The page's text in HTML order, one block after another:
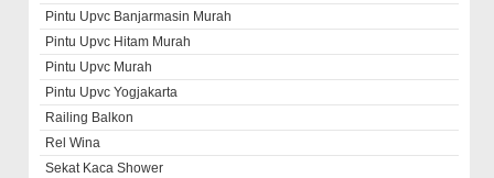
Pintu Upvc Banjarmasin Murah
Pintu Upvc Hitam Murah
Pintu Upvc Murah
Pintu Upvc Yogjakarta
Railing Balkon
Rel Wina
Sekat Kaca Shower